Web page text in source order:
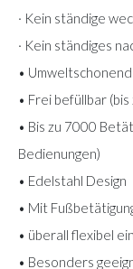
· Kein ständige
· Kein ständiges
• Umweltschonend
• Frei befüllbar
• Bis zu 7000
Bedienungen)
• Edelstahl Design
• Mit
• überall flexibel
• Besonders